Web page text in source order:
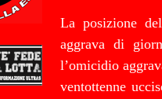
La posizione
aggrava di
l’omicidio
ventottenne